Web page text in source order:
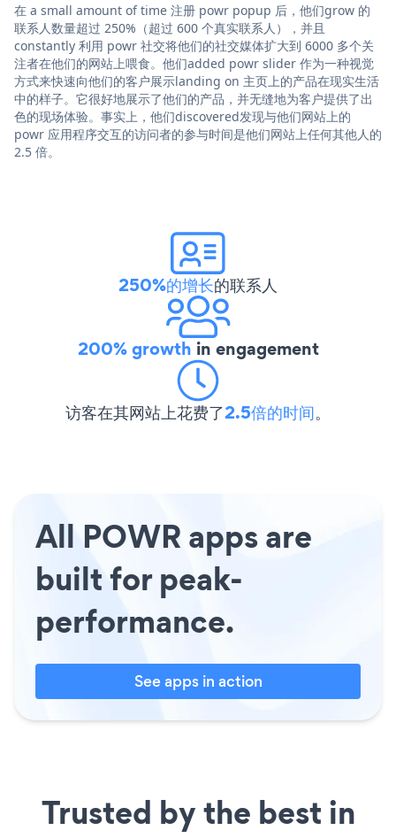
在 a small amount of time 注册 powr popup 后，他们grow 的
联系人数量超过 250%（超过 600 个真实联系人），并且
constantly 利用 powr 社交将他们的社交媒体扩大到 6000 多个关
注者在他们的网站上喂食。他们added powr slider 作为一种视觉
方式来快速向他们的客户展示landing on 主页上的产品在现实生活
中的样子。它很好地展示了他们的产品，并无缝地为客户提供了出
色的现场体验。事实上，他们discovered发现与他们网站上的
powr 应用程序交互的访问者的参与时间是他们网站上任何其他人的
2.5 倍。
250%的增长的联系人
200% growth in engagement
访客在其网站上花费了2.5倍的时间。
All POWR apps are
built for peak-
performance.
See apps in action
Trusted by the best in